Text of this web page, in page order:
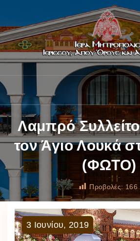
Λαμπρό
τον Άγιο Λουκά
(ΦΩΤΟ)
Προβολές: 166
3 Ιουνίου, 2019